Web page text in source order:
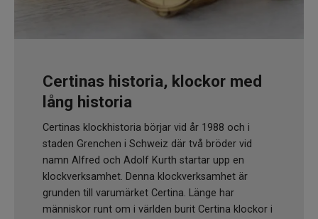
Certinas historia, klockor med
lång historia
Certinas klockhistoria börjar vid år 1988 och i
staden Grenchen i Schweiz där två bröder vid
namn Alfred och Adolf Kurth startar upp en
klockverksamhet. Denna klockverksamhet är
grunden till varumärket Certina. Länge har
människor runt om i världen burit Certina klockor i